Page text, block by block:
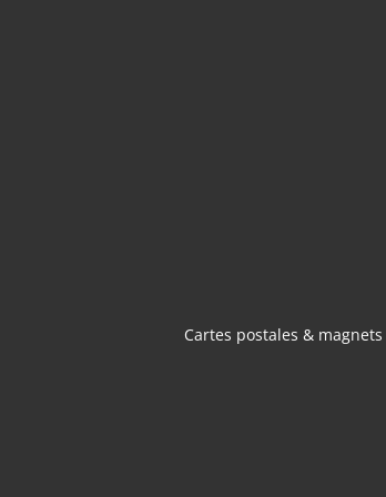
Cartes postales &